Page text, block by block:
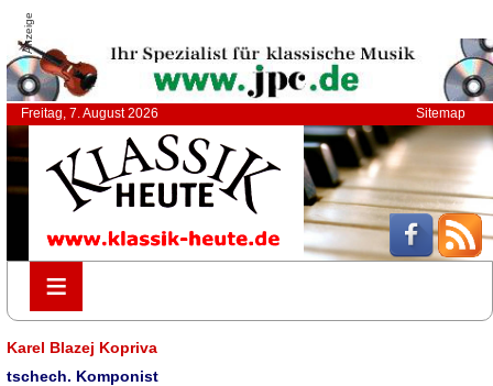
Anzeige
Freitag, 7. August 2026 Sitemap
≡
≡
Karel Blazej Kopriva
tschech. Komponist